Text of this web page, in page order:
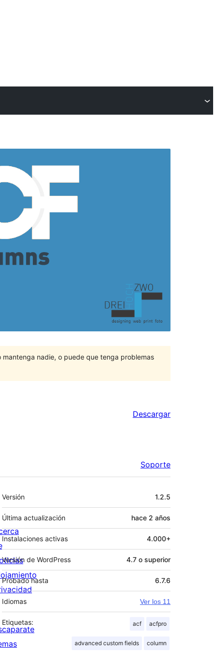
nadie, o puede que tenga problemas
Descargar
Soporte
Meta
Versión 1.2.5
Última actualización hace 2 años
Instalaciones activas 4.000+
Versión de WordPress 4.7 o superior
Probado hasta 6.7.6
Idiomas Ver los 11
Etiquetas: acf acfpro
advanced custom fields column